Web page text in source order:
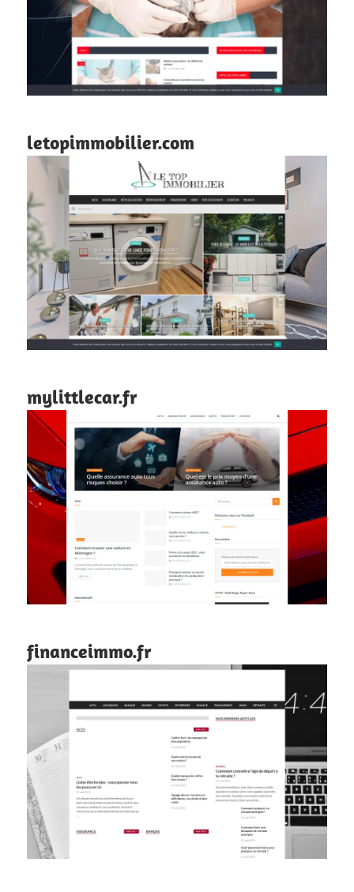
letopimmobilier.com
mylittlecar.fr
financeimmo.fr